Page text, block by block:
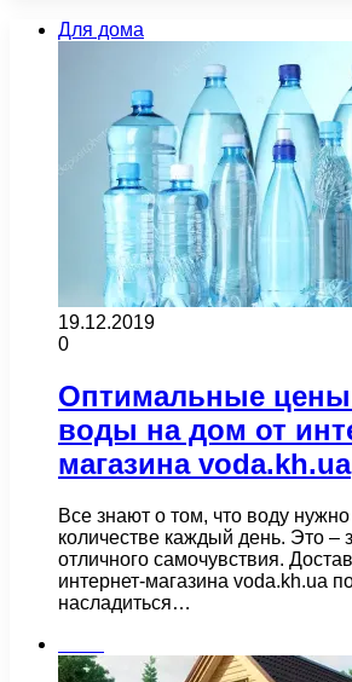
Для дома
19.12.2019
0
Оптимальные цены
воды на дом от
магазина voda.kh.ua
Все знают о том, что воду
количестве каждый день. Это –
отличного самочувствия.
интернет-магазина voda.kh.ua
насладиться…